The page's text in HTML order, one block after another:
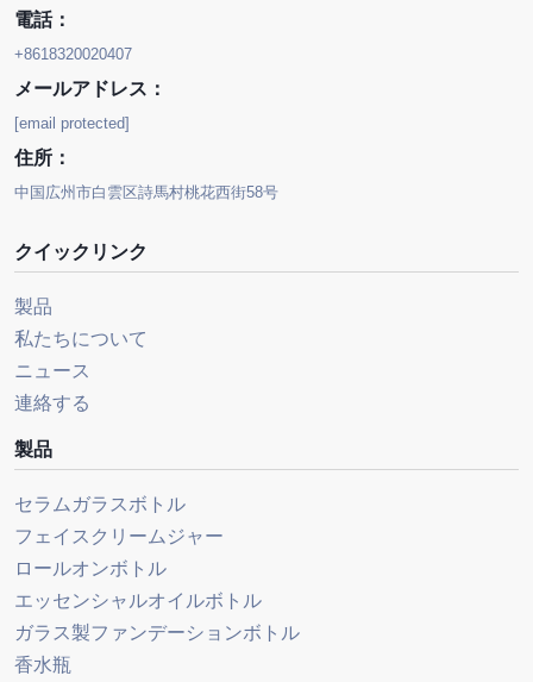
電話：
+8618320020407
メールアドレス：
[email protected]
住所：
中国広州市白雲区詩馬村桃花西街58号
クイックリンク
製品
私たちについて
ニュース
連絡する
製品
セラムガラスボトル
フェイスクリームジャー
ロールオンボトル
エッセンシャルオイルボトル
ガラス製ファンデーションボトル
香水瓶